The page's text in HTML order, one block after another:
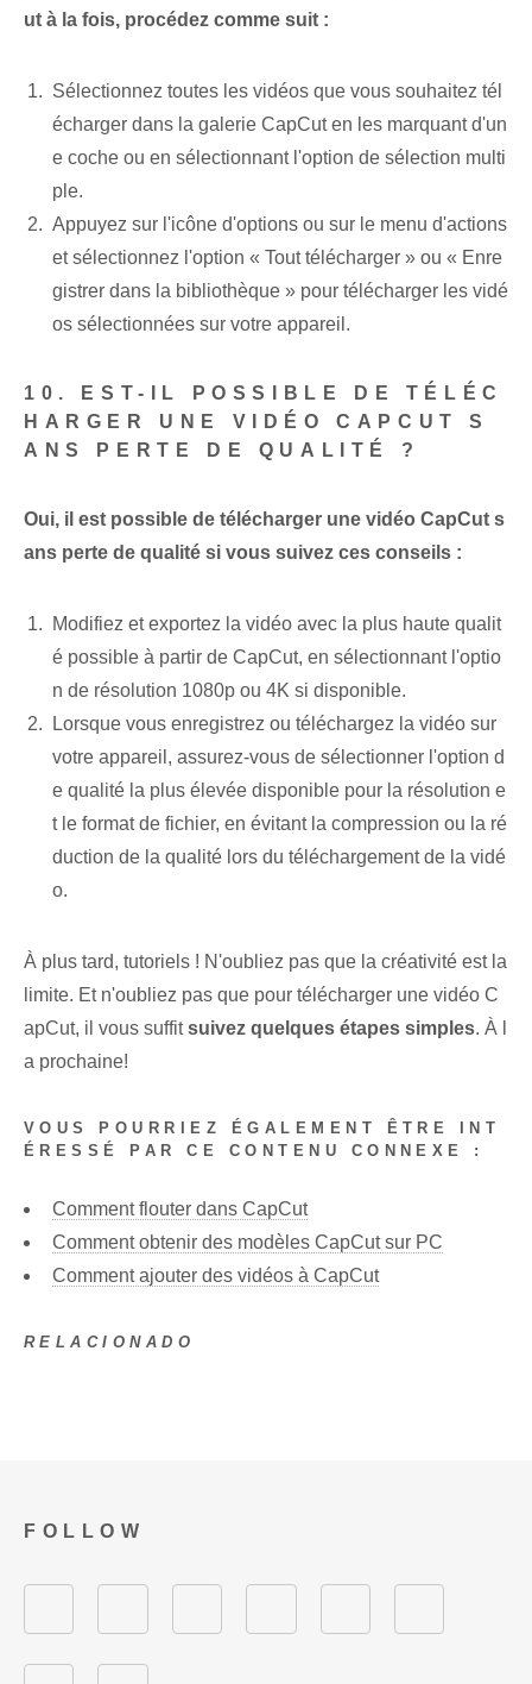
ut à la fois, procédez comme suit :
Sélectionnez toutes les vidéos que vous souhaitez tél
écharger dans la galerie CapCut en les marquant d'un
e coche ou en sélectionnant l'option de sélection multi
ple.
Appuyez sur l'icône d'options ou sur le menu d'actions
et sélectionnez l'option « Tout télécharger » ou « Enre
gistrer dans la bibliothèque » pour télécharger les vidé
os sélectionnées sur votre appareil.
10. EST-IL POSSIBLE DE TÉLÉC
HARGER UNE VIDÉO CAPCUT S
ANS PERTE DE QUALITÉ ?
Oui, il est possible de télécharger une vidéo CapCut s
ans perte de qualité si vous suivez ces conseils :
Modifiez et exportez la vidéo avec la plus haute qualit
é possible à partir de CapCut, en sélectionnant l'optio
n de résolution 1080p ou 4K si disponible.
Lorsque vous enregistrez ou téléchargez la vidéo sur
votre appareil, assurez-vous de sélectionner l'option d
e qualité la plus élevée disponible pour la résolution e
t le format de fichier, en évitant la compression ou la ré
duction de la qualité lors du téléchargement de la vidé
o.
À plus tard, tutoriels ! N'oubliez pas que la créativité est la
limite. Et n'oubliez pas que pour télécharger une vidéo C
apCut, il vous suffitsuivez quelques étapes simples. À l
a prochaine!
VOUS POURRIEZ ÉGALEMENT ÊTRE INT
ÉRESSÉ PAR CE CONTENU CONNEXE :
Comment flouter dans CapCut
Comment obtenir des modèles CapCut sur PC
Comment ajouter des vidéos à CapCut
RELACIONADO
FOLLOW